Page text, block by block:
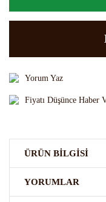
Yorum Yaz
Fiyatı Düşünce Haber
ÜRÜN BILGISI
YORUMLAR